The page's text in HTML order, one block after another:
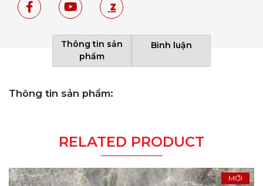
Thông tin sản
phẩm
Bình luận
Thông tin sản phẩm:
RELATED PRODUCT
MỚI